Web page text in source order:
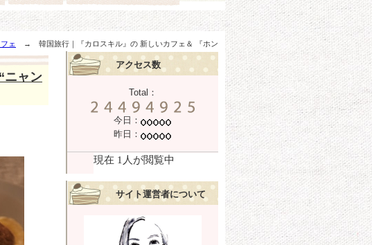
ェ
→ 韓国旅行｜『カロスキル』の 新しいカフェ＆ 『ホン
ニャン
アクセス数
Total：
今日：
昨日：
サイト運営者について